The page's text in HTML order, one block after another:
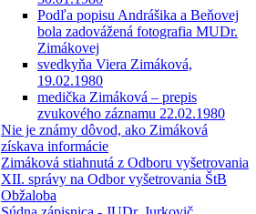
Podľa popisu Andrášika a Beňovej
bola zadovážená fotografia MUDr.
Zimákovej
svedkyňa Viera Zimáková,
19.02.1980
medička Zimáková – prepis
zvukového záznamu 22.02.1980
Nie je známy dôvod, ako Zimáková
získava informácie
Zimáková stiahnutá z Odboru vyšetrovania
XII. správy na Odbor vyšetrovania ŠtB
Obžaloba